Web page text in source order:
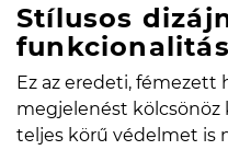
Stílusos
funkcionalitás
Ez az eredeti,
megjelenést kölcsönöz
teljes körű védelmet is